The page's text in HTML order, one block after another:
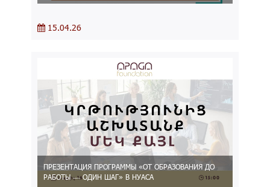
15.04.26
ПРЕЗЕНТАЦИЯ ПРОГРАММЫ «ОТ ОБРАЗОВАНИЯ ДО
РАБОТЫ — ОДИН ШАГ» В НУАСА